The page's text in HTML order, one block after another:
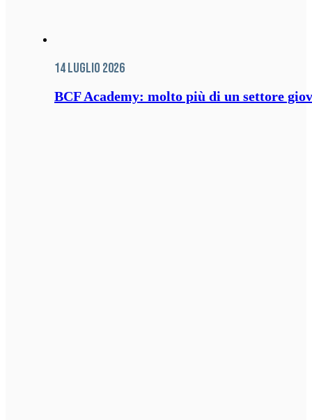
14 Luglio 2026
BCF Academy: molto più di un settore